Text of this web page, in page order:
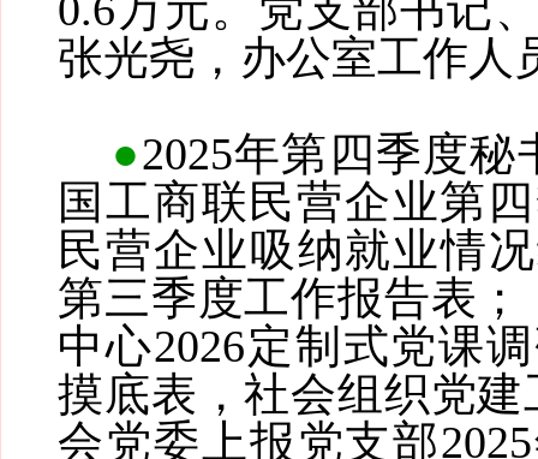
张光尧，办公室工作人
●2025年第四季度
国工商联民营企业第
民营企业吸纳就业情
第三季度工作报告表
中心2026定制式党课
摸底表，社会组织党
会党委上报党支部